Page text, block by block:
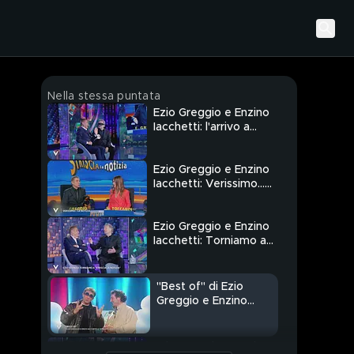
Nella stessa puntata
Ezio Greggio e Enzino
Iacchetti: l'arrivo a
Ezio Greggio e Enzino
Iacchetti: Verissimo…
Ezio Greggio e Enzino
Iacchetti: Torniamo a
"Best of" di Ezio
Greggio e Enzino